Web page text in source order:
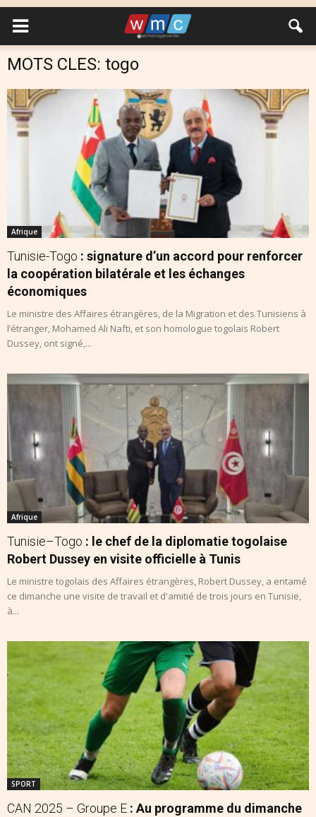
MOTS CLES: togo
Afrique
Tunisie-Togo : signature d’un accord pour renforcer
la coopération bilatérale et les échanges
économiques
Le ministre des Affaires étrangères, de la Migration et des Tunisiens à
l’étranger, Mohamed Ali Nafti, et son homologue togolais Robert
Dussey, ont signé,...
Afrique
Tunisie–Togo : le chef de la diplomatie togolaise
Robert Dussey en visite officielle à Tunis
Le ministre togolais des Affaires étrangères, Robert Dussey, a entamé
ce dimanche une visite de travail et d'amitié de trois jours en Tunisie,
à...
SPORT
CAN 2025 – Groupe E : Au programme du dimanche